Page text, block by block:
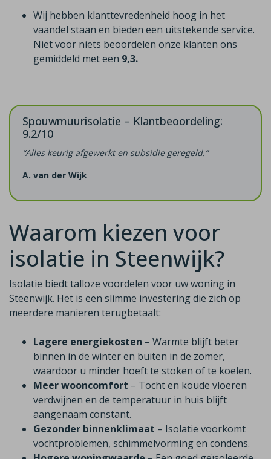
Wij hebben klanttevredenheid hoog in het
vaandel staan en bieden een uitstekende service.
Niet voor niets beoordelen onze klanten ons
gemiddeld met een 9,3.
Spouwmuurisolatie – Klantbeoordeling:
9.2/10
“Alles keurig afgewerkt en subsidie geregeld.”
A. van der Wijk
Waarom kiezen voor
isolatie in Steenwijk?
Isolatie biedt talloze voordelen voor uw woning in
Steenwijk. Het is een slimme investering die zich op
meerdere manieren terugbetaalt:
Lagere energiekosten – Warmte blijft beter
binnen in de winter en buiten in de zomer,
waardoor u minder hoeft te stoken of te koelen.
Meer wooncomfort – Tocht en koude vloeren
verdwijnen en de temperatuur in huis blijft
aangenaam constant.
Gezonder binnenklimaat – Isolatie voorkomt
vochtproblemen, schimmelvorming en condens.